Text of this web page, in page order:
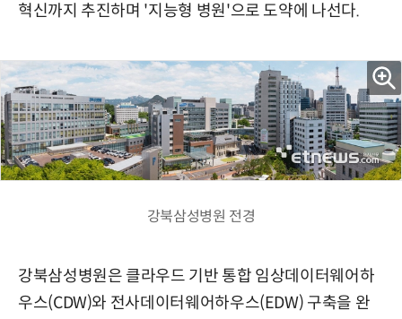
혁신까지 추진하며 '지능형 병원'으로 도약에 나선다.
강북삼성병원 전경
강북삼성병원은 클라우드 기반 통합 임상데이터웨어하
우스(CDW)와 전사데이터웨어하우스(EDW) 구축을 완